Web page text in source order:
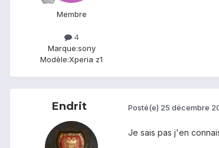
Membre
4
Marque:sony
Modèle:Xperia z1
Endrit Posté(e) 25 décembre
Je sais pas j'en